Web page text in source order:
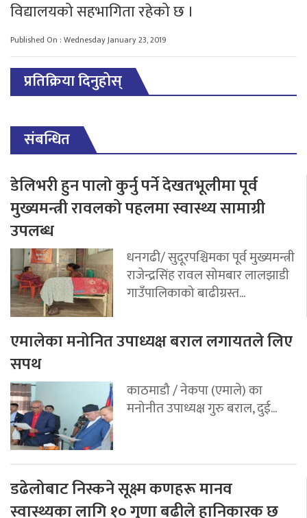
विद्यालयको सहभागिता रहेको छ ।
Published On : Wednesday January 23, 2019
प्रतिक्रिया दिनुहोस्
संबन्धित
डेलिभरी हुन पालो कुर्नु पर्ने देखतभूलीमा पूर्व
मुख्यमन्त्री रावलको पहलमा स्वास्थ्य सामाग्री
उपलब्ध
धनगढी/ सुदूरपश्चिमका पूर्व मुख्यमन्त्री
राजेन्द्रसिंह रावल सोमबार लालझाडी
गाउँपालिकाको बाढीग्रस्त...
एमालेका मनोनित उपाध्यक्ष बराल लगायतले लिए
सपथ
काठमाडौ / नेकपा (एमाले) का
मनोनीत उपाध्यक्ष गुरु बराल, दुई...
डढेलोबाट निस्कने सूक्ष्म कणहरू मानव
स्वास्थ्यका लागि १० गुणा बढीले हानिकारक छ